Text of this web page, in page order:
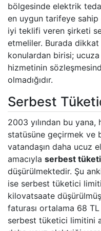
bölgesinde elektrik
en uygun tarifeye
iyi teklifi veren şirketi
etmeliler. Burada
konulardan birisi;
hizmetinin
olmadığıdır.
Serbest
2003 yılından bu yana,
statüsüne geçirmek ve
vatandaşın daha ucuz
amacıyla serbest
düşürülmektedir. Şu
ise serbest tüketici
kilovatsaate
faturası ortalama 68
serbest tüketici limitini